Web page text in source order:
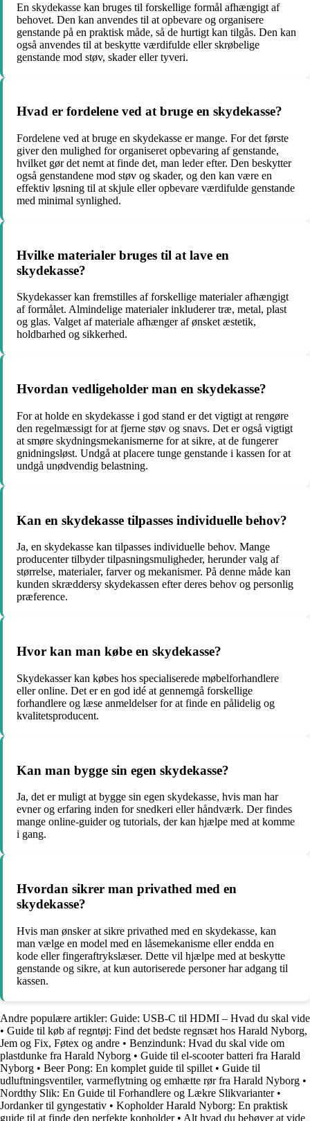
En skydekasse kan bruges til forskellige formål afhængigt af
behovet. Den kan anvendes til at opbevare og organisere
genstande på en praktisk måde, så de hurtigt kan tilgås. Den kan
også anvendes til at beskytte værdifulde eller skrøbelige
genstande mod støv, skader eller tyveri.
Hvad er fordelene ved at bruge en skydekasse?
Fordelene ved at bruge en skydekasse er mange. For det første
giver den mulighed for organiseret opbevaring af genstande,
hvilket gør det nemt at finde det, man leder efter. Den beskytter
også genstandene mod støv og skader, og den kan være en
effektiv løsning til at skjule eller opbevare værdifulde genstande
med minimal synlighed.
Hvilke materialer bruges til at lave en
skydekasse?
Skydekasser kan fremstilles af forskellige materialer afhængigt
af formålet. Almindelige materialer inkluderer træ, metal, plast
og glas. Valget af materiale afhænger af ønsket æstetik,
holdbarhed og sikkerhed.
Hvordan vedligeholder man en skydekasse?
For at holde en skydekasse i god stand er det vigtigt at rengøre
den regelmæssigt for at fjerne støv og snavs. Det er også vigtigt
at smøre skydningsmekanismerne for at sikre, at de fungerer
gnidningsløst. Undgå at placere tunge genstande i kassen for at
undgå unødvendig belastning.
Kan en skydekasse tilpasses individuelle behov?
Ja, en skydekasse kan tilpasses individuelle behov. Mange
producenter tilbyder tilpasningsmuligheder, herunder valg af
størrelse, materialer, farver og mekanismer. På denne måde kan
kunden skræddersy skydekassen efter deres behov og personlig
præference.
Hvor kan man købe en skydekasse?
Skydekasser kan købes hos specialiserede møbelforhandlere
eller online. Det er en god idé at gennemgå forskellige
forhandlere og læse anmeldelser for at finde en pålidelig og
kvalitetsproducent.
Kan man bygge sin egen skydekasse?
Ja, det er muligt at bygge sin egen skydekasse, hvis man har
evner og erfaring inden for snedkeri eller håndværk. Der findes
mange online-guider og tutorials, der kan hjælpe med at komme
i gang.
Hvordan sikrer man privathed med en
skydekasse?
Hvis man ønsker at sikre privathed med en skydekasse, kan
man vælge en model med en låsemekanisme eller endda en
kode eller fingeraftrykslæser. Dette vil hjælpe med at beskytte
genstande og sikre, at kun autoriserede personer har adgang til
kassen.
Andre populære artikler: Guide: USB-C til HDMI – Hvad du skal vide
• Guide til køb af regntøj: Find det bedste regnsæt hos Harald Nyborg,
Jem og Fix, Føtex og andre • Benzindunk: Hvad du skal vide om
plastdunke fra Harald Nyborg • Guide til el-scooter batteri fra Harald
Nyborg • Beer Pong: En komplet guide til spillet • Guide til
udluftningsventiler, varmeflytning og emhætte rør fra Harald Nyborg •
Nordthy Slik: En Guide til Forhandlere og Lækre Slikvarianter•
Jordanker til gyngestativ • Kopholder Harald Nyborg: En praktisk
guide til at finde den perfekte kopholder• Alt hvad du behøver at vide